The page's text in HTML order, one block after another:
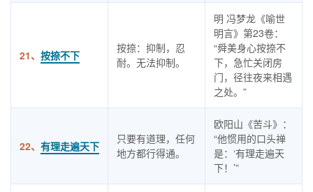
21、 按捺不下
按捺：抑制，忍
耐。无法抑制。
明 冯梦龙《喻世
明言》第23卷：
“舜美身心按捺不
下，急忙关闭房
门，径往夜来相遇
之处。”
22、 有理走遍天下
只要有道理，任何
地方都行得通。
欧阳山《苦斗》：
“他惯用的口头禅
是：‘有理走遍天
下！’”